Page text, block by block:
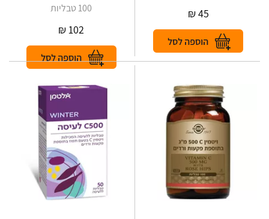
45
₪ 100 טבליות
102
₪